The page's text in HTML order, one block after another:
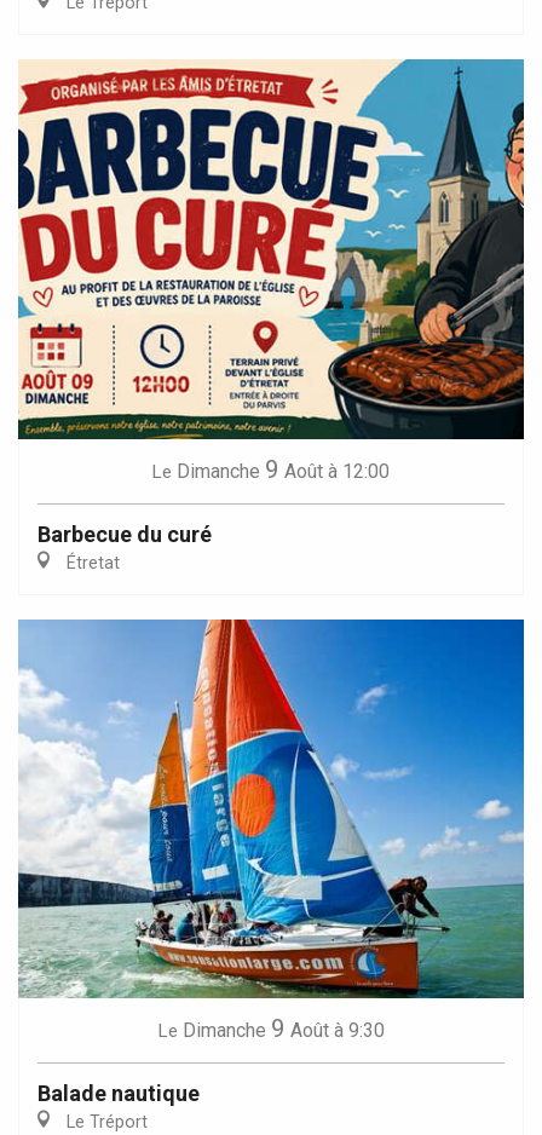
Le Dimanche 9 Août à 12:00
Barbecue du curé
Étretat
Le Dimanche 9 Août à 9:30
Balade nautique
Le Tréport